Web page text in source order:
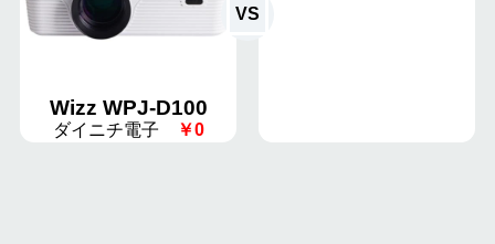
Wizz WPJ-D100
ダイニチ電子 ￥0
VS